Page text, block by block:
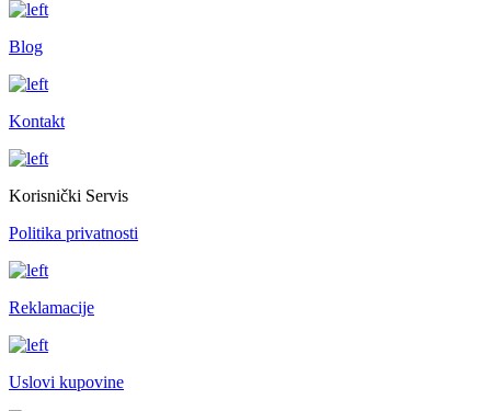
Blog
Kontakt
Korisnički Servis
Politika privatnosti
Reklamacije
Uslovi kupovine